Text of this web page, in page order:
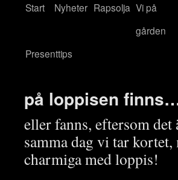
Start Nyheter Rapsolja Vi på
gården
Presenttips
på loppisen
eller fanns, eftersom
samma dag vi tar
charmiga med loppis!